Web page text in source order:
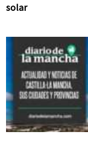
solar